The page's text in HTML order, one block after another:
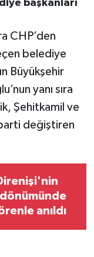
başkanları
CHP’den
belediye
Büyükşehir
yanı sıra
Şehitkamil ve
değiştiren
anıldı